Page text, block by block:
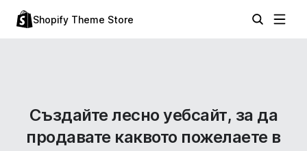
Shopify Theme Store
Създайте лесно уебсайт, за да
продавате каквото пожелаете в